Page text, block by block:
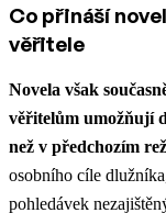
Co přináší
věřitele
Novela však
věřitelům umožňují
než v předchozím
osobního cíle
pohledávek